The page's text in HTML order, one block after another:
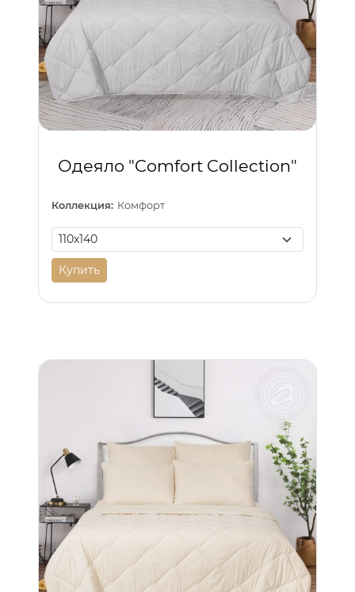
Одеяло "Comfort Collection"
Коллекция: Комфорт
Купить